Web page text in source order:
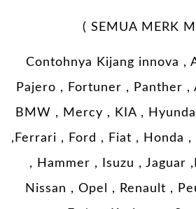
( SEMUA MERK
Contohnya Kijang innova ,
Pajero , Fortuner , Panther ,
BMW , Mercy , KIA ,
,Ferrari , Ford , Fiat , Honda ,
, Hammer , Isuzu , Jaguar
Nissan , Opel , Renault ,